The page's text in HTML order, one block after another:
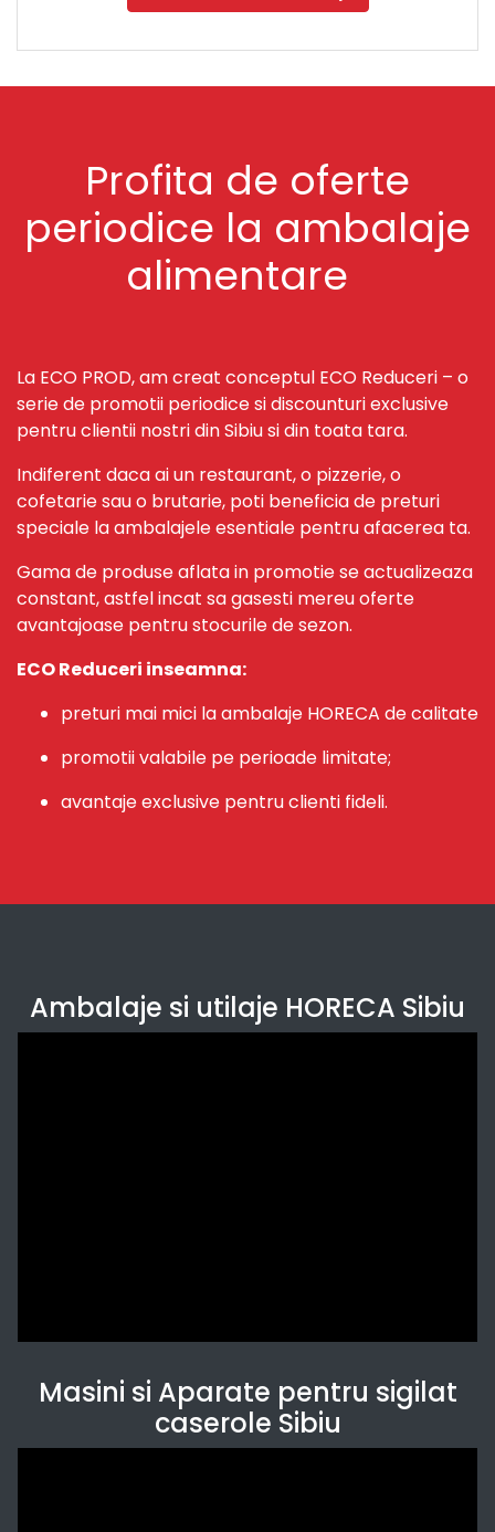
Profita de oferte
periodice la ambalaje
alimentare
La ECO PROD, am creat conceptul ECO Reduceri – o
serie de promotii periodice si discounturi exclusive
pentru clientii nostri din Sibiu si din toata tara.
Indiferent daca ai un restaurant, o pizzerie, o
cofetarie sau o brutarie, poti beneficia de preturi
speciale la ambalajele esentiale pentru afacerea ta.
Gama de produse aflata in promotie se actualizeaza
constant, astfel incat sa gasesti mereu oferte
avantajoase pentru stocurile de sezon.
ECO Reduceri inseamna:
preturi mai mici la ambalaje HORECA de calitate
promotii valabile pe perioade limitate;
avantaje exclusive pentru clienti fideli.
Ambalaje si utilaje HORECA Sibiu
Masini si Aparate pentru sigilat
caserole Sibiu